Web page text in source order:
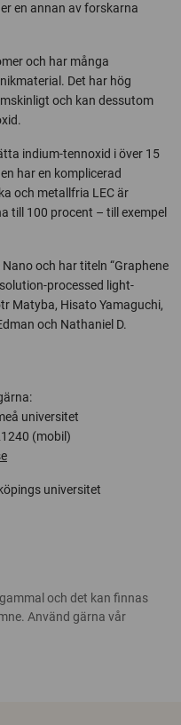
en annan av forskarna
och har många
Det har hög
och kan dessutom
indium-tennoxid i över 15
har en komplicerad
och metallfria LEC är
till 100 procent – till exempel
och har titeln “Graphene
processed light-
Matyba, Hisato Yamaguchi,
och Nathaniel D.
universitet
(mobil)
universitet
och det kan finnas
Använd gärna vår